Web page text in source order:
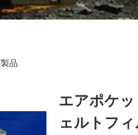
製品.
エアポケ
ェルトフ